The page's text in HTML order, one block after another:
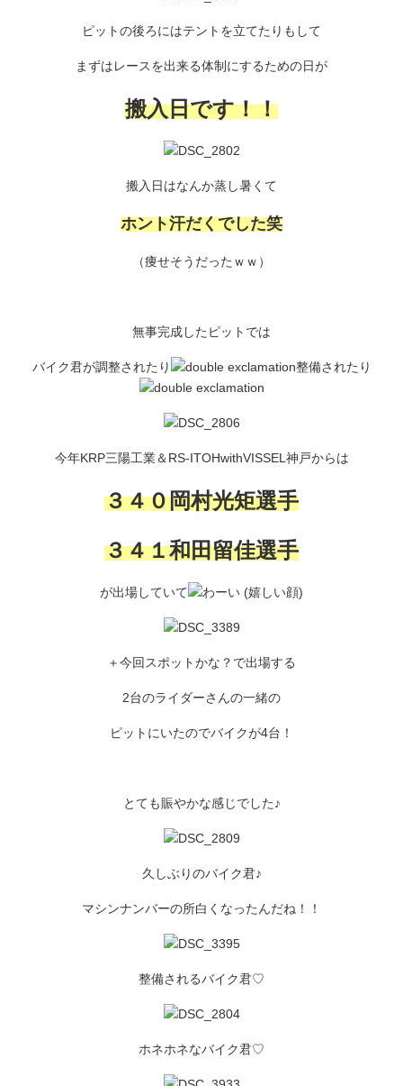
ピットの後ろにはテントを立てたりもして
まずはレースを出来る体制にするための日が
搬入日です！！
搬入日はなんか蒸し暑くて
ホント汗だくでした笑
（痩せそうだったｗｗ）
無事完成したピットでは
バイク君が調整されたり 整備されたり
今年KRP三陽工業＆RS-ITOHwithVISSEL神戸からは
３４０岡村光矩選手
３４１和田留佳選手
が出場していて
＋今回スポットかな？で出場する
2台のライダーさんの一緒の
ピットにいたのでバイクが4台！
とても賑やかな感じでした♪
久しぶりのバイク君♪
マシンナンバーの所白くなったんだね！！
整備されるバイク君♡
ホネホネなバイク君♡